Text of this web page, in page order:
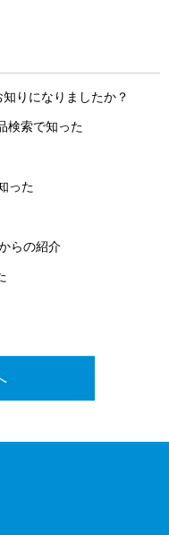
りになりましたか？
検索で知った
った
らの紹介